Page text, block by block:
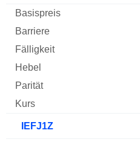
IEFJ1Z